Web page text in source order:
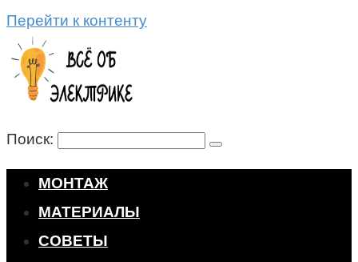
Перейти к контенту
Поиск:
МОНТАЖ
МАТЕРИАЛЫ
СОВЕТЫ